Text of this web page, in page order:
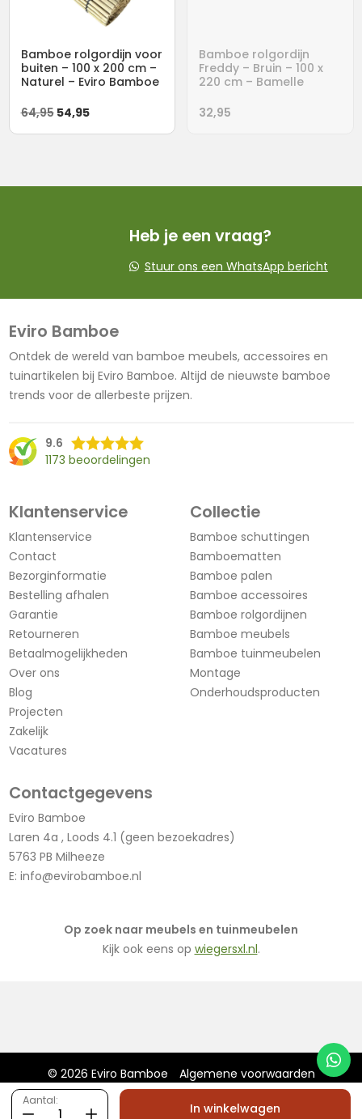
Aantal:
Bamboe
rolgordijn
In winkelwagen
Bamboe rolgordijn voor
buiten – 100 x 200 cm –
Naturel – Eviro Bamboe
64,95 Oorspronkelijke
prijs
54,95Huidige
prijs
Bamboe rolgordijn
Freddy – Bruin – 100 x
220 cm – Bamelle
32,95
Heb je een vraag?
Stuur ons een WhatsApp bericht
Eviro Bamboe
Ontdek de wereld van bamboe meubels, accessoires en
tuinartikelen bij Eviro Bamboe. Altijd de nieuwste bamboe
trends voor de allerbeste prijzen.
9.6
1173 beoordelingen
Klantenservice
Klantenservice
Contact
Bezorginformatie
Bestelling afhalen
Garantie
Retourneren
Betaalmogelijkheden
Over ons
Blog
Projecten
Zakelijk
Vacatures
Collectie
Bamboe schuttingen
Bamboematten
Bamboe palen
Bamboe accessoires
Bamboe rolgordijnen
Bamboe meubels
Bamboe tuinmeubelen
Montage
Onderhoudsproducten
Contactgegevens
Eviro Bamboe
Laren 4a , Loods 4.1 (geen bezoekadres)
5763 PB Milheeze
E: info@evirobamboe.nl
Op zoek naar meubels en tuinmeubelen
Kijk ook eens op wiegersxl.nl.
© 2026 Eviro Bamboe
Algemene voorwaarden
Privacy Policy
Sitemap
Disclaimer
Webshop door Bulb Online